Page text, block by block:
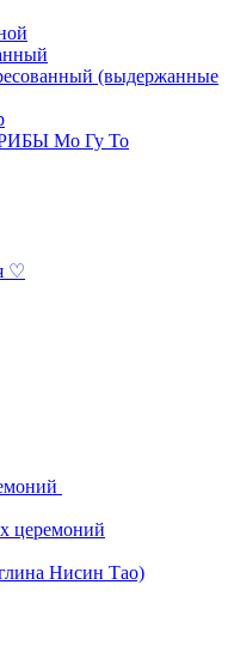
(выдержанные
Мо Гу То
♡
церемоний
Нисин Тао)